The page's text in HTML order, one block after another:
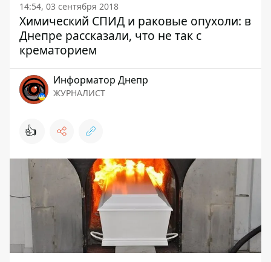
14:54, 03 сентября 2018
Химический СПИД и раковые опухоли: в
Днепре рассказали, что не так с
крематорием
Информатор Днепр
ЖУРНАЛИСТ
👍